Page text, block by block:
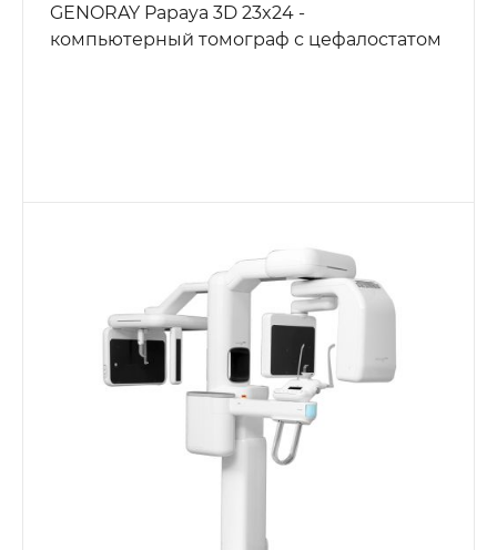
GENORAY Papaya 3D 23x24 -
компьютерный томограф с цефалостатом